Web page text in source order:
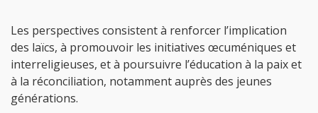
Les perspectives consistent à renforcer l’implication
des laïcs, à promouvoir les initiatives œcuméniques et
interreligieuses, et à poursuivre l’éducation à la paix et
à la réconciliation, notamment auprès des jeunes
générations.